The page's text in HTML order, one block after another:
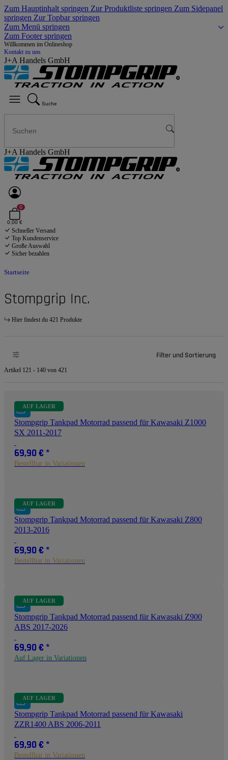
Zum Hauptinhalt springen Zur Produktliste springen Zum Sidepanel
springen Zur Topbar springen
Zum Menü springen
Zum Footer springen
Willkommen im Onlineshop
Kontakt zu uns
J+A Handels GmbH
Suche
J+A Handels GmbH
0
0,00 €
Schneller Versand
Top Kundenservice
Große Auswahl
Sicher bezahlen
Startseite
Stompgrip Inc.
Hier findest du 421 Produkte
Filter und Sortierung
Artikel 121 - 140 von 421
AUF LAGER
Stompgrip Tankpad Motorrad passend für Kawasaki Z1000
SX 2011-2017
69,90 € *
Bestellbar in Variationen
AUF LAGER
Stompgrip Tankpad Motorrad passend für Kawasaki Z800
2013-2016
69,90 € *
Bestellbar in Variationen
AUF LAGER
Stompgrip Tankpad Motorrad passend für Kawasaki Z900
ABS 2017-2026
69,90 € *
Auf Lager in Variationen
AUF LAGER
Stompgrip Tankpad Motorrad passend für Kawasaki
ZZR1400 ABS 2006-2011
69,90 € *
Bestellbar in Variationen